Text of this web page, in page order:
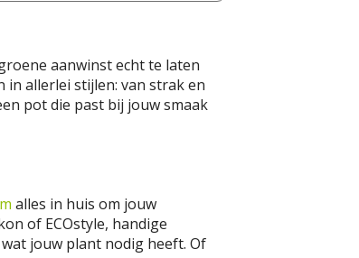
aanwinst echt te laten
in allerlei stijlen: van strak en
pot die past bij jouw smaak
alles in huis om jouw
of ECOstyle, handige
jouw plant nodig heeft. Of